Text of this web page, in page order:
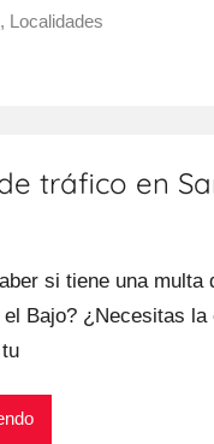
, Localidades
tráfico en
ѕi tiene una multa
el Bajo? ¿Necesitas la